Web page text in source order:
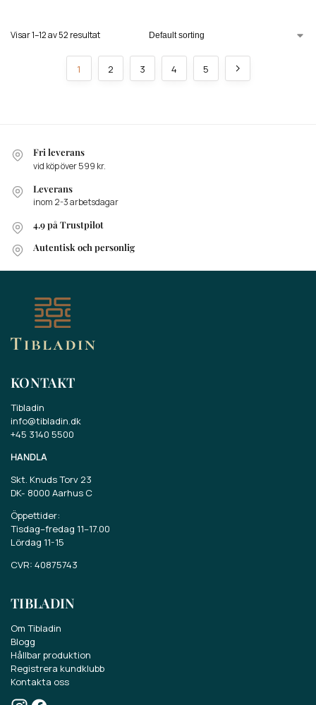
Visar 1–12 av 52 resultat
1 2 3 4 5
Fri leverans
vid köp över 599 kr.
Leverans
inom 2-3 arbetsdagar
4.9 på Trustpilot
Autentisk och personlig
KONTAKT
Tibladin
info@tibladin.dk
+45 3140 5500
HANDLA
Skt. Knuds Torv 23
DK- 8000 Aarhus C
Öppettider:
Tisdag–fredag 11–17.00
Lördag 11-15
CVR: 40875743
TIBLADIN
Om Tibladin
Blogg
Hållbar produktion
Registrera kundklubb
Kontakta oss